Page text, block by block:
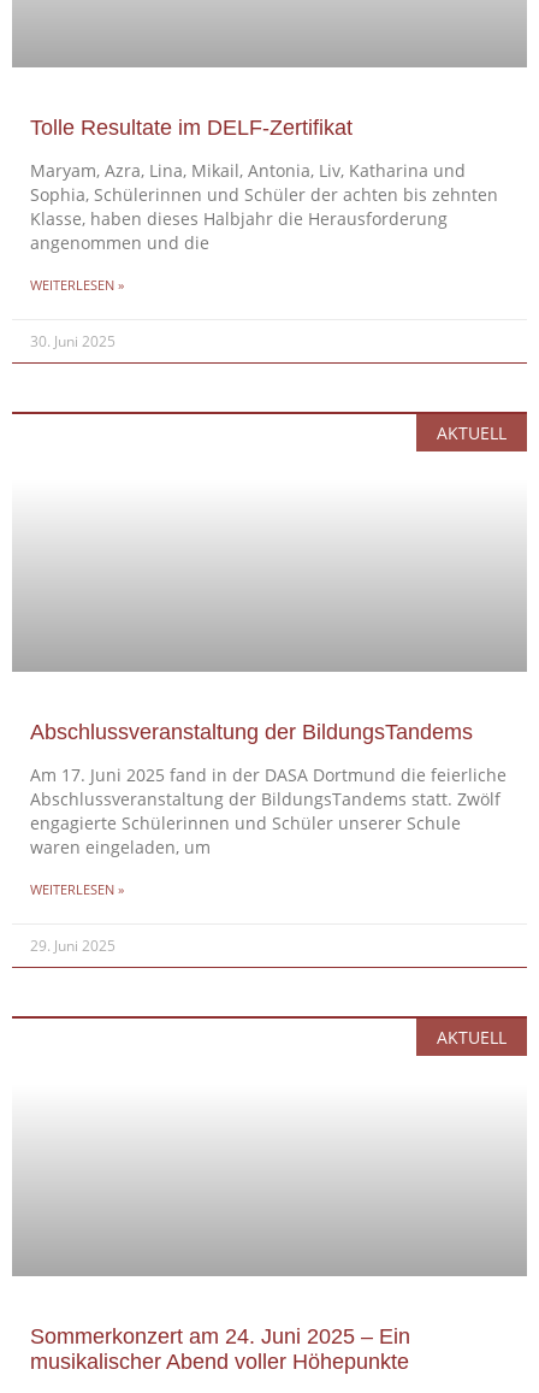
Tolle Resultate im DELF-Zertifikat
Maryam, Azra, Lina, Mikail, Antonia, Liv, Katharina und
Sophia, Schülerinnen und Schüler der achten bis zehnten
Klasse, haben dieses Halbjahr die Herausforderung
angenommen und die
WEITERLESEN »
30. Juni 2025
AKTUELL
Abschlussveranstaltung der BildungsTandems
Am 17. Juni 2025 fand in der DASA Dortmund die feierliche
Abschlussveranstaltung der BildungsTandems statt. Zwölf
engagierte Schülerinnen und Schüler unserer Schule
waren eingeladen, um
WEITERLESEN »
29. Juni 2025
AKTUELL
Sommerkonzert am 24. Juni 2025 – Ein
musikalischer Abend voller Höhepunkte